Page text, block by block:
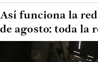
Así funciona la red
de agosto: toda la